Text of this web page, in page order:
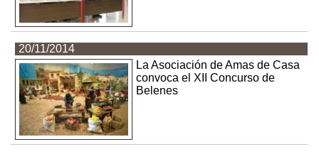
20/11/2014
La Asociación de Amas de Casa
convoca el XII Concurso de
Belenes